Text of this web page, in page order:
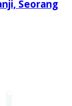
Seorang